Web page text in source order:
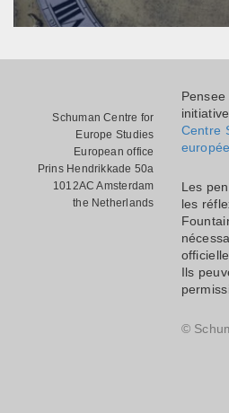
Schuman Centre for
Europe Studies
European office
Prins Hendrikkade 50a
1012AC Amsterdam
the Netherlands
Centre
Les
les
Ils
©